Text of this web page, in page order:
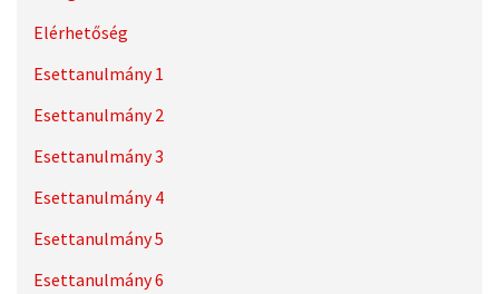
Elérhetőség
Esettanulmány 1
Esettanulmány 2
Esettanulmány 3
Esettanulmány 4
Esettanulmány 5
Esettanulmány 6